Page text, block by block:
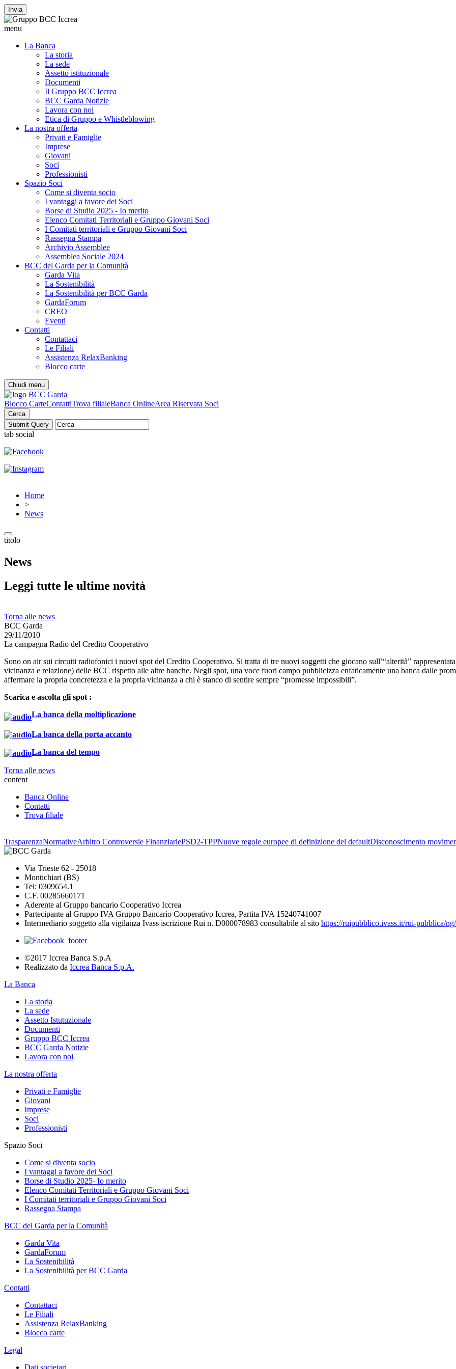
Invia
menu
La Banca
La storia
La sede
Assetto istituzionale
Documenti
Il Gruppo BCC Iccrea
BCC Garda Notizie
Lavora con noi
Etica di Gruppo e Whistleblowing
La nostra offerta
Privati e Famiglie
Imprese
Giovani
Soci
Professionisti
Spazio Soci
Come si diventa socio
I vantaggi a favore dei Soci
Borse di Studio 2025 - Io merito
Elenco Comitati Territoriali e Gruppo Giovani Soci
I Comitati territoriali e Gruppo Giovani Soci
Rassegna Stampa
Archivio Assemblee
Assemblea Sociale 2024
BCC del Garda per la Comunità
Garda Vita
La Sostenibilità
La Sostenibilità per BCC Garda
GardaForum
CREO
Eventi
Contatti
Contattaci
Le Filiali
Assistenza RelaxBanking
Blocco carte
Chiudi menu
Blocco CarteContattiTrova filialeBanca OnlineArea Riservata Soci
Cerca
tab social
Home
>
News
titolo
News
Leggi tutte le ultime novità
Torna alle news
BCC Garda
29/11/2010
La campagna Radio del Credito Cooperativo
Sono on air sui circuiti radiofonici i nuovi spot del Credito Cooperativo. Si tratta di tre nuovi soggetti che giocano sull’“alterità”
vicinanza e relazione) delle BCC rispetto alle altre banche. Negli spot, una voce fuori campo pubblicizza enfaticamente una banca dalle
affermare la propria concretezza e la propria vicinanza a chi è stanco di sentire sempre “promesse impossibili”.
Scarica e ascolta gli spot :
La banca della moltiplicazione
La banca della porta accanto
La banca del tempo
Torna alle news
content
Banca Online
Contatti
Trova filiale
TrasparenzaNormativeArbitro Controversie FinanziariePSD2-TPPNuove regole europee di definizione del defaultDisconoscimento
Via Trieste 62 - 25018
Montichiari (BS)
Tel: 0309654.1
C.F. 00285660171
Aderente al Gruppo bancario Cooperativo Iccrea
Partecipante al Gruppo IVA Gruppo Bancario Cooperativo Iccrea, Partita IVA 15240741007
Intermediario soggetto alla vigilanza Ivass iscrizione Rui n. D000078983 consultabile al sito https://ruipubblico.ivass.it/rui-pubblica/
©2017 Iccrea Banca S.p.A
Realizzato da Iccrea Banca S.p.A.
La Banca
La storia
La sede
Assetto Istutuzionale
Documenti
Gruppo BCC Iccrea
BCC Garda Notizie
Lavora con noi
La nostra offerta
Privati e Famiglie
Giovani
Imprese
Soci
Professionisti
Spazio Soci
Come si diventa socio
I vantaggi a favore dei Soci
Borse di Studio 2025- Io merito
Elenco Comitati Territoriali e Gruppo Giovani Soci
I Comitati territoriali e Gruppo Giovani Soci
Rassegna Stampa
BCC del Garda per la Comunità
Garda Vita
GardaForum
La Sostenibilità
La Sostenibilità per BCC Garda
Contatti
Contattaci
Le Filiali
Assistenza RelaxBanking
Blocco carte
Legal
Dati societari